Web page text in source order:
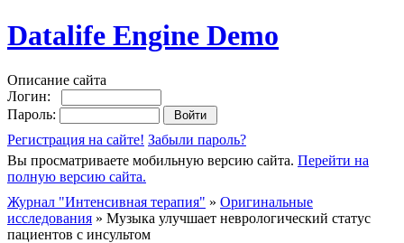
Datalife Engine Demo
Описание сайта
Логин:
Пароль:
Регистрация на сайте! Забыли пароль?
Вы просматриваете мобильную версию сайта. Перейти на
полную версию сайта.
Журнал "Интенсивная терапия" » Оригинальные
исследования » Музыка улучшает неврологический статус
пациентов с инсультом